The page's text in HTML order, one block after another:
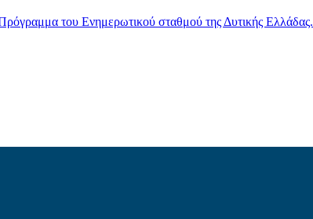
του Ενημερωτικού σταθμού της Δυτικής Ελλάδας.